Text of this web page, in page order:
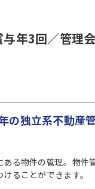
年3回／管理
独立系不動産
る物件の管理。物
ることができます。